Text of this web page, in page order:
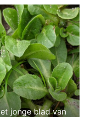
jonge blad van